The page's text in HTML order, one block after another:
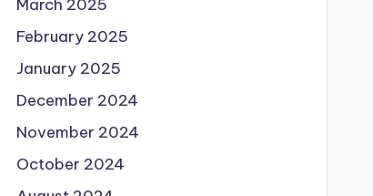
March 2025
February 2025
January 2025
December 2024
November 2024
October 2024